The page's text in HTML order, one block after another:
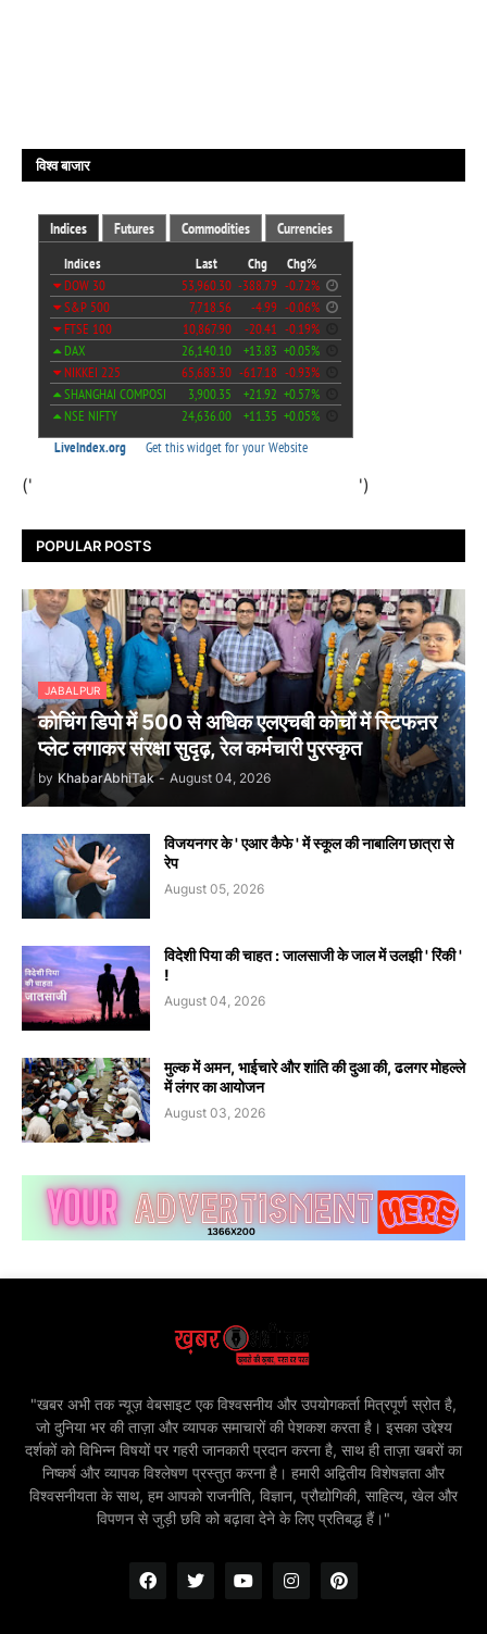
विश्व बाजार
(' ')
POPULAR POSTS
JABALPUR
कोचिंग डिपो में 500 से अधिक एलएचबी कोचों में स्टिफऩर
प्लेट लगाकर संरक्षा सुदृढ़, रेल कर्मचारी पुरस्कृत
by KhabarAbhiTak - August 04, 2026
विजयनगर के ' एआर कैफे ' में स्कूल की नाबालिग छात्रा से
रेप
August 05, 2026
विदेशी पिया की चाहत : जालसाजी के जाल में उलझी ' रिंकी '
!
August 04, 2026
मुल्क में अमन, भाईचारे और शांति की दुआ की, ढलगर मोहल्ले
में लंगर का आयोजन
August 03, 2026
"खबर अभी तक न्यूज़ वेबसाइट एक विश्वसनीय और उपयोगकर्ता मित्रपूर्ण स्रोत है,
जो दुनिया भर की ताज़ा और व्यापक समाचारों की पेशकश करता है। इसका उद्देश्य
दर्शकों को विभिन्न विषयों पर गहरी जानकारी प्रदान करना है, साथ ही ताज़ा खबरों का
निष्कर्ष और व्यापक विश्लेषण प्रस्तुत करना है। हमारी अद्वितीय विशेषज्ञता और
विश्वसनीयता के साथ, हम आपको राजनीति, विज्ञान, प्रौद्योगिकी, साहित्य, खेल और
विपणन से जुड़ी छवि को बढ़ावा देने के लिए प्रतिबद्ध हैं।"